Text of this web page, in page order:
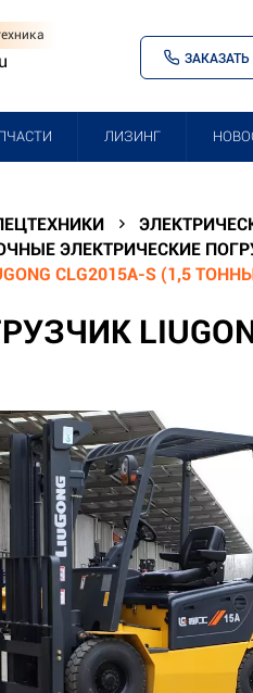
ЛИЗИНГ
ЭЛЕКТРИЧЕСКИЕ
CLG2015A-S (1,5